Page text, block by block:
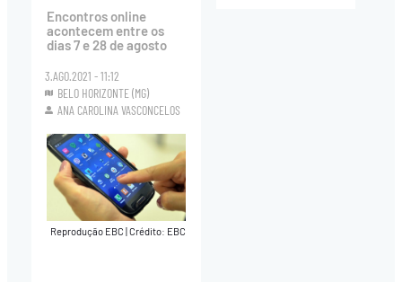
Encontros online
acontecem entre os
dias 7 e 28 de agosto
3.AGO.2021 - 11:12
BELO HORIZONTE (MG)
ANA CAROLINA VASCONCELOS
Reprodução EBC|Crédito: EBC